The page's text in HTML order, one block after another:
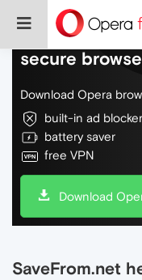
Do more on
secure
Download Opera
built-in ad blocker
battery saver
free VPN
Download
SaveFrom.net